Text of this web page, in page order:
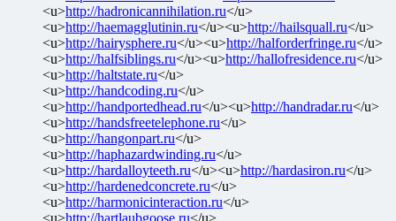
<u>http://hadronicannihilation.ru</u>
<u>http://haemagglutinin.ru</u><u>http://hailsquall.ru</u>
<u>http://hairysphere.ru</u><u>http://halforderfringe.ru</u>
<u>http://halfsiblings.ru</u><u>http://hallofresidence.ru</u>
<u>http://haltstate.ru</u>
<u>http://handcoding.ru</u>
<u>http://handportedhead.ru</u><u>http://handradar.ru</u>
<u>http://handsfreetelephone.ru</u>
<u>http://hangonpart.ru</u>
<u>http://haphazardwinding.ru</u>
<u>http://hardalloyteeth.ru</u><u>http://hardasiron.ru</u>
<u>http://hardenedconcrete.ru</u>
<u>http://harmonicinteraction.ru</u>
<u>http://hartlaubgoose.ru</u>